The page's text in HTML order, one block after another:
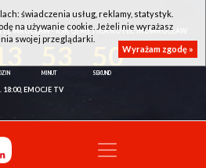
WROCŁAW - KSK QEMETICA NOTEĆ INOWROCŁAW
50
18:00, EMOCJE TV
świadczenia usług, reklamy, statystyk.
na używanie cookie. Jeżeli nie wyrażasz
swojej przeglądarki.
Wyrażam zgodę »